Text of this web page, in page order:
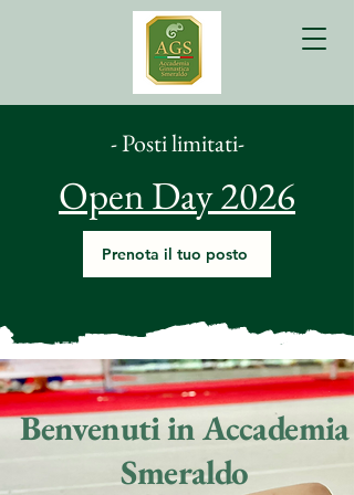
- Posti limitati-
Open Day 2026
Prenota il tuo posto
Benvenuti in Accademia
Smeraldo